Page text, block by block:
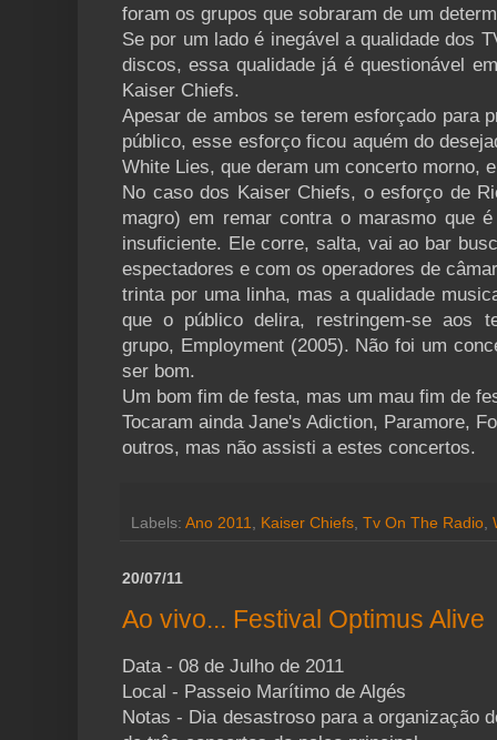
foram os grupos que sobraram de um
Se por um lado é inegável a qualidade dos
discos, essa qualidade já é questionável
Kaiser Chiefs.
Apesar de ambos se terem esforçado para
público, esse esforço ficou aquém do
White Lies, que deram um concerto morno,
No caso dos Kaiser Chiefs, o esforço de
magro) em remar contra o marasmo que
insuficiente. Ele corre, salta, vai ao bar
espectadores e com os operadores de
trinta por uma linha, mas a qualidade
que o público delira, restringem-se aos
grupo, Employment (2005). Não foi um
ser bom.
Um bom fim de festa, mas um mau fim de
Tocaram ainda Jane's Adiction, Paramore,
outros, mas não assisti a estes concertos.
Labels: Ano 2011 Kaiser Chiefs Tv On The Radio
20/07/11
Ao vivo... Festival Optimus Alive
Data - 08 de Julho de 2011
Local - Passeio Marítimo de Algés
Notas - Dia desastroso para a organização